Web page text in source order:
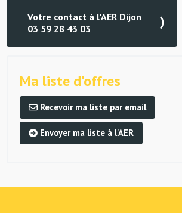
Votre contact à l'AER Dijon
03 59 28 43 03
Ma liste d'offres
Recevoir ma liste par email
Envoyer ma liste à l'AER